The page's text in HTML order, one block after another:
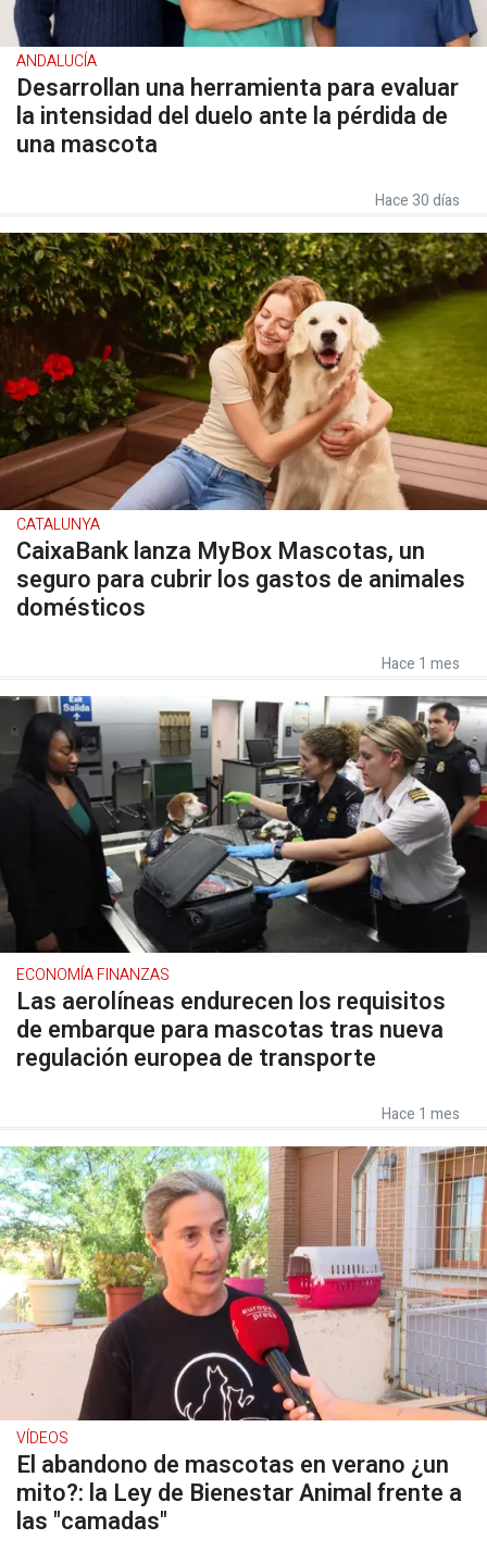
ANDALUCÍA
Desarrollan una herramienta para evaluar
la intensidad del duelo ante la pérdida de
una mascota
Hace 30 días
CATALUNYA
CaixaBank lanza MyBox Mascotas, un
seguro para cubrir los gastos de animales
domésticos
Hace 1 mes
ECONOMÍA FINANZAS
Las aerolíneas endurecen los requisitos
de embarque para mascotas tras nueva
regulación europea de transporte
Hace 1 mes
VÍDEOS
El abandono de mascotas en verano ¿un
mito?: la Ley de Bienestar Animal frente a
las "camadas"